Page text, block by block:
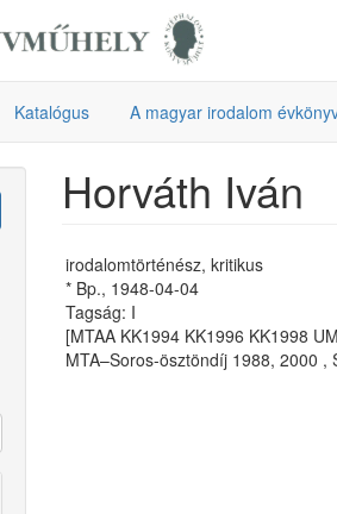
Katalógus A magyar irodalom
Horváth Iván
irodalomtörténész, kritikus
* Bp., 1948-04-04
Tagság: I
[MTAA KK1994 KK1996 KK1998
MTA–Soros-ösztöndíj 1988, 2000 ,